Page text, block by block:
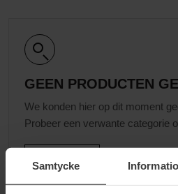
Samtycke
GEEN PRODUCTEN
We konden hier op dit moment
Probeer een verwante categorie